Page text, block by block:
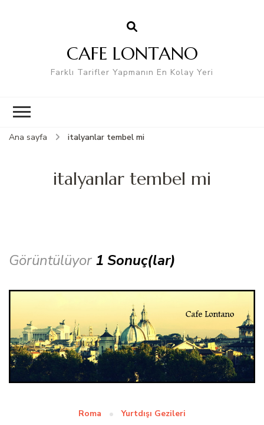
CAFE LONTANO
Farklı Tarifler Yapmanın En Kolay Yeri
Ana sayfa italyanlar tembel mi
italyanlar tembel mi
Görüntülüyor 1 Sonuç(lar)
Roma Yurtdışı Gezileri